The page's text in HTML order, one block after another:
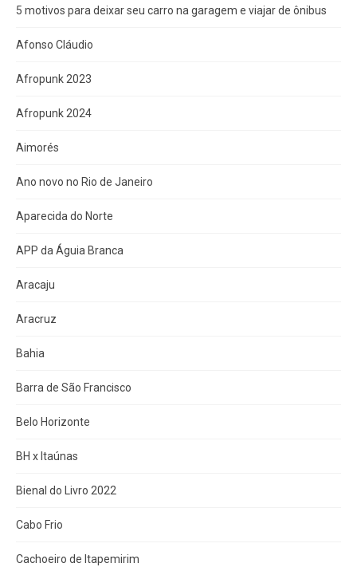
5 motivos para deixar seu carro na garagem e viajar de ônibus
Afonso Cláudio
Afropunk 2023
Afropunk 2024
Aimorés
Ano novo no Rio de Janeiro
Aparecida do Norte
APP da Águia Branca
Aracaju
Aracruz
Bahia
Barra de São Francisco
Belo Horizonte
BH x Itaúnas
Bienal do Livro 2022
Cabo Frio
Cachoeiro de Itapemirim